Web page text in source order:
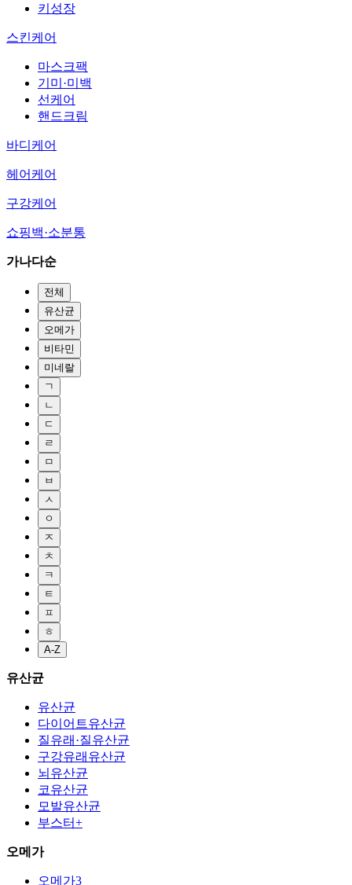
키성장
스킨케어
마스크팩
기미·미백
선케어
핸드크림
바디케어
헤어케어
구강케어
쇼핑백·소분통
가나다순
전체
유산균
오메가
비타민
미네랄
ㄱ
ㄴ
ㄷ
ㄹ
ㅁ
ㅂ
ㅅ
ㅇ
ㅈ
ㅊ
ㅋ
ㅌ
ㅍ
ㅎ
A-Z
유산균
유산균
다이어트유산균
질유래·질유산균
구강유래유산균
뇌유산균
코유산균
모발유산균
부스터+
오메가
오메가3